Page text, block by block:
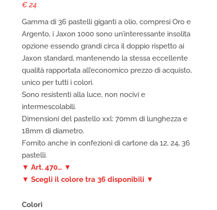
€ 24
Gamma di 36 pastelli giganti a olio, compresi Oro e
Argento, i Jaxon 1000 sono un’interessante insolita
opzione essendo grandi circa il doppio rispetto ai
Jaxon standard, mantenendo la stessa eccellente
qualità rapportata all’economico prezzo di acquisto,
unico per tutti i colori.
Sono resistenti alla luce, non nocivi e
intermescolabili.
Dimensioni del pastello xxl: 70mm di lunghezza e
18mm di diametro.
Fornito anche in confezioni di cartone da 12, 24, 36
pastelli.
▼ Art. 470… ▼
▼ Scegli il colore tra 36 disponibili ▼
Colori